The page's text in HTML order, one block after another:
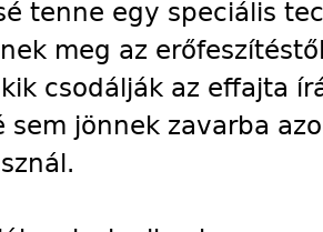
tenne egy speciális
meg az
csodálják az effajta
sem jönnek zavarba